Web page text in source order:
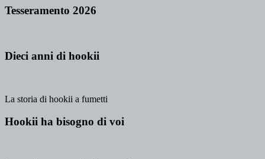
Tesseramento 2026
Dieci anni di hookii
La storia di hookii a fumetti
Hookii ha bisogno di voi